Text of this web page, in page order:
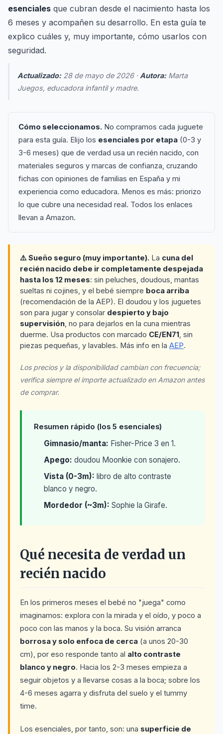
esenciales que cubran desde el nacimiento hasta los
6 meses y acompañen su desarrollo. En esta guía te
explico cuáles y, muy importante, cómo usarlos con
seguridad.
Actualizado:28 de mayo de 2026 · Autora:Marta
Juegos, educadora infantil y madre.
Cómo seleccionamos. No compramos cada juguete
para esta guía. Elijo los esenciales por etapa (0-3 y
3-6 meses) que de verdad usa un recién nacido, con
materiales seguros y marcas de confianza, cruzando
fichas con opiniones de familias en España y mi
experiencia como educadora. Menos es más: priorizo
lo que cubre una necesidad real. Todos los enlaces
llevan a Amazon.
⚠️ Sueño seguro (muy importante). La cuna del
recién nacido debe ir completamente despejada
hasta los 12 meses: sin peluches, doudous, mantas
sueltas ni cojines, y el bebé siempre boca arriba
(recomendación de la AEP). El doudou y los juguetes
son para jugar y consolar despierto y bajo
supervisión, no para dejarlos en la cuna mientras
duerme. Usa productos con marcado CE/EN71, sin
piezas pequeñas, y lavables. Más info en la AEP.
Los precios y la disponibilidad cambian con frecuencia;
verifica siempre el importe actualizado en Amazon antes
de comprar.
Resumen rápido (los 5 esenciales)
Gimnasio/manta: Fisher-Price 3 en 1.
Apego: doudou Moonkie con sonajero.
Vista (0-3m): libro de alto contraste
blanco y negro.
Mordedor (~3m): Sophie la Girafe.
Qué necesita de verdad un
recién nacido
En los primeros meses el bebé no "juega" como
imaginamos: explora con la mirada y el oído, y poco a
poco con las manos y la boca. Su visión arranca
borrosa y solo enfoca de cerca (a unos 20-30
cm), por eso responde tanto al alto contraste
blanco y negro. Hacia los 2-3 meses empieza a
seguir objetos y a llevarse cosas a la boca; sobre los
4-6 meses agarra y disfruta del suelo y el tummy
time.
Los esenciales, por tanto, son: una superficie de